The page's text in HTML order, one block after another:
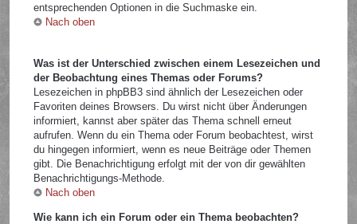
entsprechenden Optionen in die Suchmaske ein.
Nach oben
Was ist der Unterschied zwischen einem Lesezeichen und
der Beobachtung eines Themas oder Forums?
Lesezeichen in phpBB3 sind ähnlich der Lesezeichen oder
Favoriten deines Browsers. Du wirst nicht über Änderungen
informiert, kannst aber später das Thema schnell erneut
aufrufen. Wenn du ein Thema oder Forum beobachtest, wirst
du hingegen informiert, wenn es neue Beiträge oder Themen
gibt. Die Benachrichtigung erfolgt mit der von dir gewählten
Benachrichtigungs-Methode.
Nach oben
Wie kann ich ein Forum oder ein Thema beobachten?